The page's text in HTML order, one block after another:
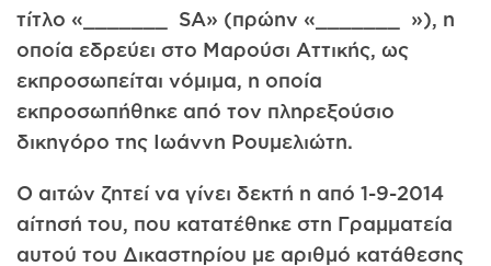
τίτλο «_______ SA» (πρώην «_______ »), η
οποία εδρεύει στο Μαρούσι Αττικής, ως
εκπροσωπείται νόμιμα, η οποία
εκπροσωπήθηκε από τον πληρεξούσιο
δικηγόρο της Ιωάννη Ρουμελιώτη.
Ο αιτών ζητεί να γίνει δεκτή η από 1-9-2014
αίτησή του, που κατατέθηκε στη Γραμματεία
αυτού του Δικαστηρίου με αριθμό κατάθεσης